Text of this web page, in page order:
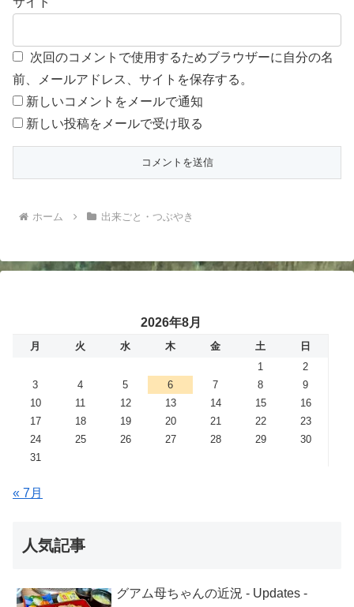
次回のコメントで使用するためブラウザーに自分の名
前、メールアドレス、サイトを保存する。
新しいコメントをメールで通知
新しい投稿をメールで受け取る
ホーム 出来ごと・つぶやき
2026年8月
月 火 水 木 金 土
日
1
2
3
4 5 6 7 8
9
10
11 12 13 14 15
16
17
18 19 20 21 22
23
24
25 26 27 28 29
30
31
« 7月
人気記事
グアム母ちゃんの近況 - Updates -